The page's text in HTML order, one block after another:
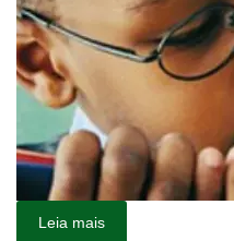
Leia mais